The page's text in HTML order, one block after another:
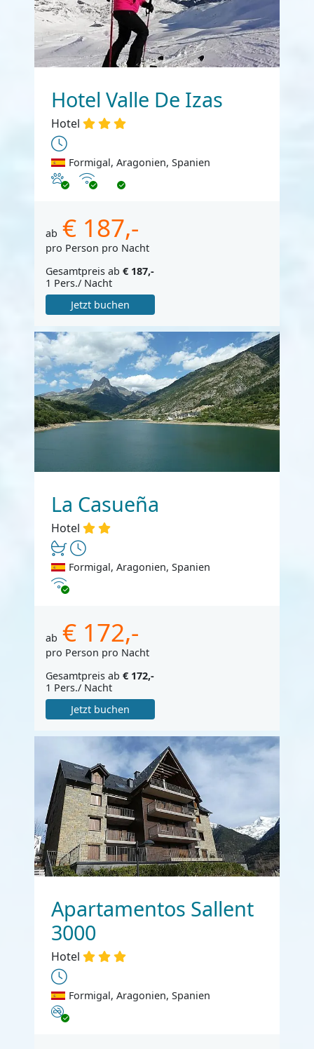
Hotel Valle De Izas
Hotel
Formigal, Aragonien, Spanien
Haustiere erlaubt
Internet
ab € 187,-
pro Person pro Nacht
Gesamtpreis ab € 187,-
1 Pers./ Nacht
Jetzt buchen
La Casueña
Hotel
Formigal, Aragonien, Spanien
Internet
ab € 172,-
pro Person pro Nacht
Gesamtpreis ab € 172,-
1 Pers./ Nacht
Jetzt buchen
Apartamentos Sallent
3000
Hotel
Formigal, Aragonien, Spanien
Nichtraucher